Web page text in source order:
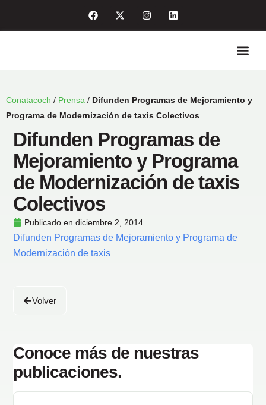
Conatacoch / Prensa / Difunden Programas de Mejoramiento y
Programa de Modernización de taxis Colectivos
Difunden Programas de
Mejoramiento y Programa
de Modernización de taxis
Colectivos
Publicado en diciembre 2, 2014
Difunden Programas de Mejoramiento y Programa de
Modernización de taxis
Volver
Conoce más de nuestras
publicaciones.